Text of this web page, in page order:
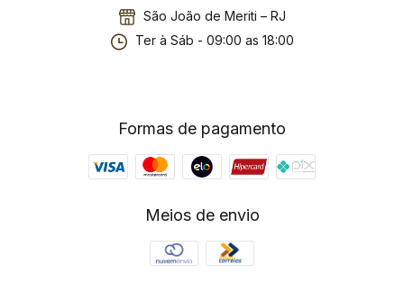
São João de Meriti – RJ
Ter à Sáb - 09:00 as 18:00
Formas de pagamento
Meios de envio